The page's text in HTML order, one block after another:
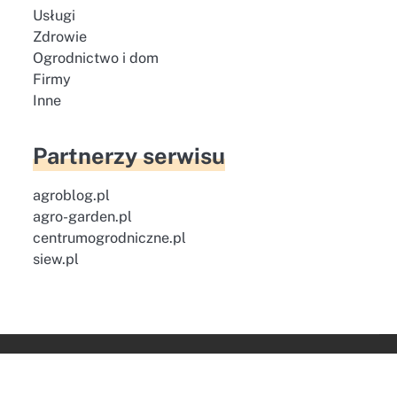
Usługi
Zdrowie
Ogrodnictwo i dom
Firmy
Inne
Partnerzy serwisu
agroblog.pl
agro-garden.pl
centrumogrodniczne.pl
siew.pl